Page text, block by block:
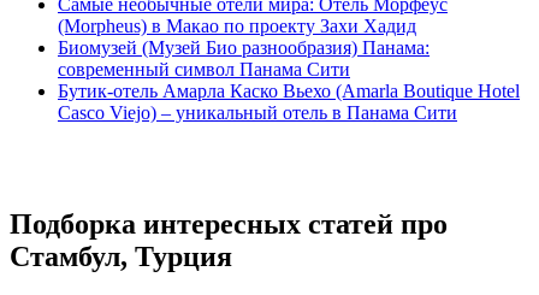
(Morpheus) в Макао по проекту Захи Хадид
Биомузей (Музей Био разнообразия) Панама:
современный символ Панама Сити
Бутик-отель Амарла Каско Вьехо (Amarla Boutique Hotel
Casco Viejo) – уникальный отель в Панама Сити
Подборка интересных статей про
Стамбул, Турция